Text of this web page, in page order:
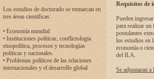
Los estudios de doctorado se enmarcan en
tres áreas científicas:
• Economía mundial
• Instituciones políticas, conflictología
etnopolítica, procesos y tecnologías
políticas y nacionales.
• Problemas políticos de las relaciones
internacionales y el desarrollo global
Requisitos de
Pueden
para realizar un
postulantes
los estudios en
economía o
del ILA.
Se adjuntaran a